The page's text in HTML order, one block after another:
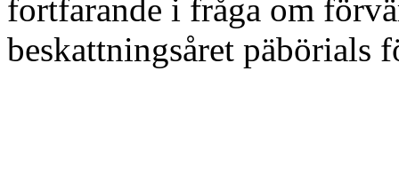
fortfarande i fråga om
beskattningsåret päbörials